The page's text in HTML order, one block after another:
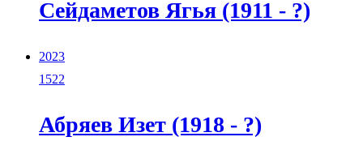
Сейдаметов Ягья (1911 - ?)
2023
1522
Абряев Изет (1918 - ?)